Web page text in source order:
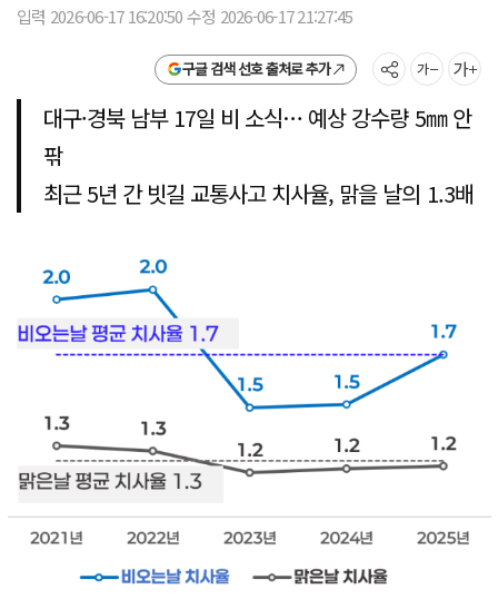
입력 2026-06-17 16:20:50 수정 2026-06-17 21:27:45
구글 검색 선호 출처로 추가
대구·경북 남부 17일 비 소식… 예상 강수량 5㎜ 안
팎
최근 5년 간 빗길 교통사고 치사율, 맑을 날의 1.3배